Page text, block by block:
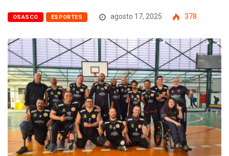
OSASCO ESPORTES agosto 17, 2025 378